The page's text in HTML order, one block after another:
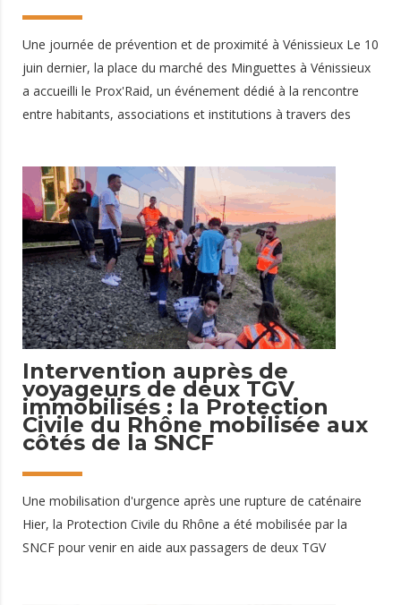
Une journée de prévention et de proximité à Vénissieux Le 10
juin dernier, la place du marché des Minguettes à Vénissieux
a accueilli le Prox'Raid, un événement dédié à la rencontre
entre habitants, associations et institutions à travers des
sensibilisation afin d'aller à la rencontre du public et de
promouvoir les gestes qui sauvent dans une ambiance
conviviale et accessible à tous. Découvrir les premiers
secours de manière concrète Tout au long de la journée, les
bénévoles de la Protection Civile
10 juin 2026
Intervention auprès de
voyageurs de deux TGV
immobilisés : la Protection
Civile du Rhône mobilisée aux
côtés de la SNCF
Une mobilisation d'urgence après une rupture de caténaire
Hier, la Protection Civile du Rhône a été mobilisée par la
SNCF pour venir en aide aux passagers de deux TGV